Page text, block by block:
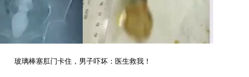
玻璃棒塞肛门卡住，男子吓坏：医生救我！